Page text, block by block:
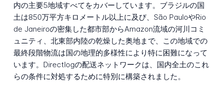
内の主要5地域すべてをカバーしています。ブラジルの国
土は850万平方キロメートル以上に及び、São PauloやRio
de Janeiroの密集した都市部からAmazon流域の河川コミ
ュニティ、北東部内陸の乾燥した奥地まで、この地域での
最終段階物流は国の地理的多様性により特に困難になって
います。Directlogの配送ネットワークは、国内全土のこれ
らの条件に対処するために特別に構築されました。